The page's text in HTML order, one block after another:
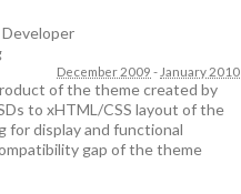
December 2009 - January 2010
of the theme created by
to xHTML/CSS layout of the
for display and functional
gap of the theme